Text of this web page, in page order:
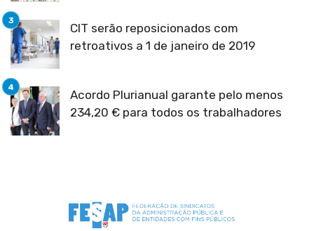
CIT serão reposicionados com
retroativos a 1 de janeiro de 2019
Acordo Plurianual garante pelo menos
234,20 € para todos os trabalhadores